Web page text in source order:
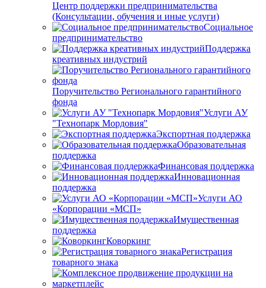
Центр поддержки предпринимательства
(Консультации, обучения и иные услуги)
Социальное
предпринимательство
Поддержка
креативных индустрий
Поручительство Регионального гарантийного
фонда
Услуги АУ
"Технопарк Мордовия"
Экспортная поддержка
Образовательная
поддержка
Финансовая поддержка
Инновационная
поддержка
Услуги АО
«Корпорации «МСП»
Имущественная
поддержка
Коворкинг
Регистрация
товарного знака